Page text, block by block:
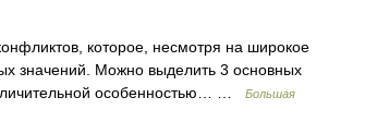
которое, несмотря на широкое
значений. Можно выделить 3 основных
особенностью… …
Большая